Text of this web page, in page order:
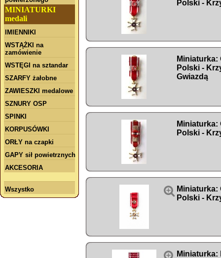
MINIATURKI
medali
IMIENNIKI
WSTĄŻKI na
zamówienie
WSTĘGI na sztandar
SZARFY żałobne
ZAWIESZKI medalowe
SZNURY OSP
SPINKI
KORPUSÓWKI
ORŁY na czapki
GAPY sił powietrznych
AKCESORIA
Wszystko
Polski -
Miniaturka:
Polski -
Gwiazdą
Miniaturka:
Polski -
 Miniaturka:
Polski -
 Miniaturka: